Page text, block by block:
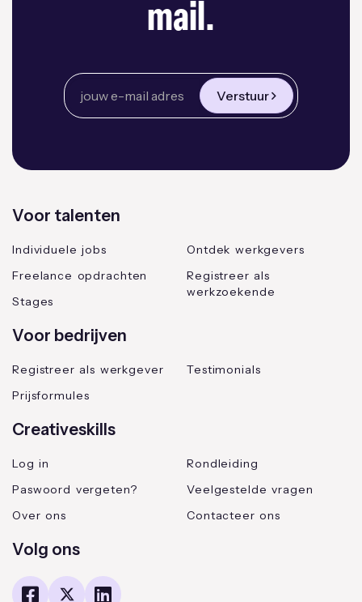
mail.
Verstuur
Voor talenten
Individuele jobs
Freelance opdrachten
Stages
Ontdek werkgevers
Registreer als
werkzoekende
Voor bedrijven
Registreer als werkgever
Prijsformules
Testimonials
Creativeskills
Log in
Paswoord vergeten?
Over ons
Rondleiding
Veelgestelde vragen
Contacteer ons
Volg ons